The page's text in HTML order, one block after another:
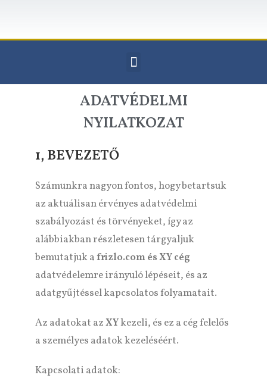
ADATVÉDELMI
NYILATKOZAT
1, BEVEZETŐ
Számunkra nagyon fontos, hogy betartsuk
az aktuálisan érvényes adatvédelmi
szabályozást és törvényeket, így az
alábbiakban részletesen tárgyaljuk
bemutatjuk afrizlo.com és XY cég
adatvédelemre irányuló lépéseit, és az
adatgyűjtéssel kapcsolatos folyamatait.
Az adatokat azXYkezeli, és ez a cég felelős
a személyes adatok kezeléséért.
Kapcsolati adatok: